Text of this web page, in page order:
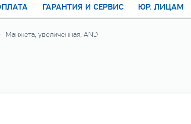
ГАРАНТИЯ И СЕРВИС ЮР. ЛИЦАМ
Манжета, увеличенная, AND